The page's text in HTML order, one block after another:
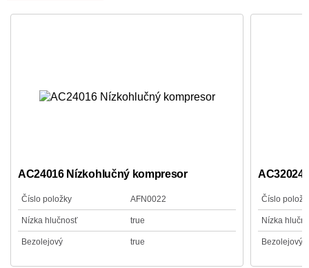
AC24016 Nízkohlučný kompresor
Číslo položky AFN0022
Nízka hlučnosť true
Bezolejový true
AC32024
Číslo
Nízka
Bezolejový